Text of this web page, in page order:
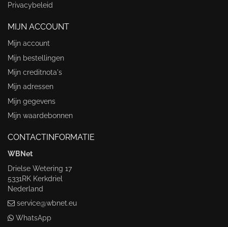
Privacybeleid
MIJN ACCOUNT
Mijn account
Mijn bestellingen
Mijn creditnota's
Mijn adressen
Mijn gegevens
Mijn waardebonnen
CONTACTINFORMATIE
WBNet
Drielse Wetering 17
5331RK Kerkdriel
Nederland
service@wbnet.eu
WhatsApp